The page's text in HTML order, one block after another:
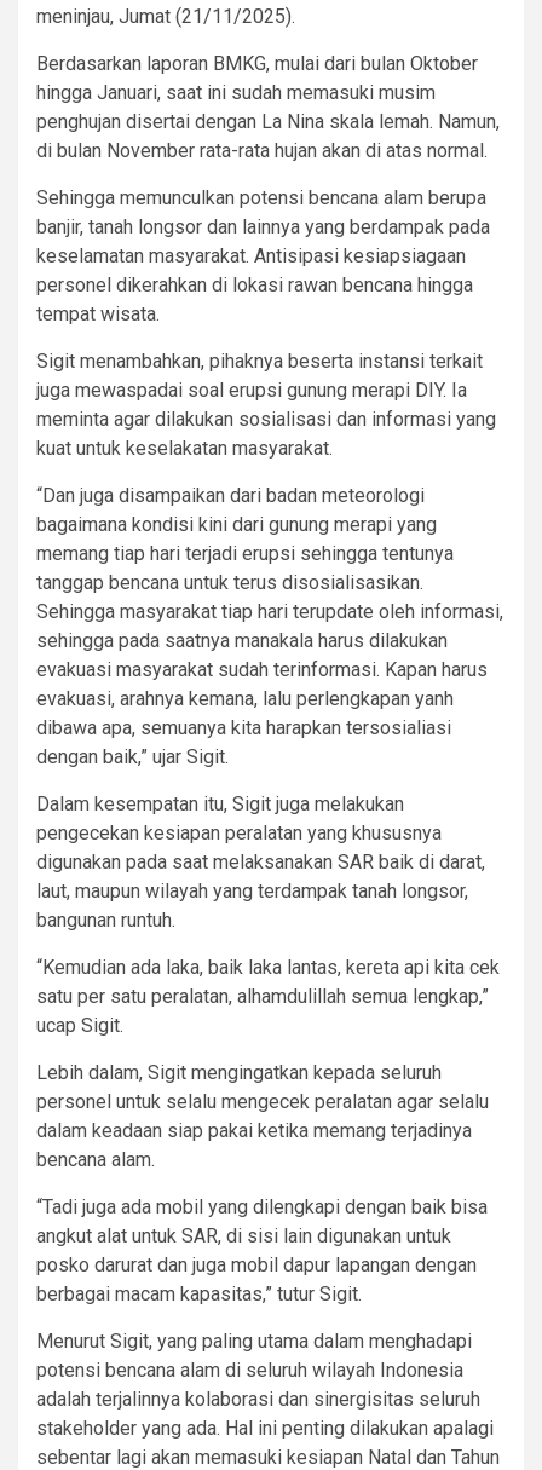
meninjau, Jumat (21/11/2025).
Berdasarkan laporan BMKG, mulai dari bulan Oktober
hingga Januari, saat ini sudah memasuki musim
penghujan disertai dengan La Nina skala lemah. Namun,
di bulan November rata-rata hujan akan di atas normal.
Sehingga memunculkan potensi bencana alam berupa
banjir, tanah longsor dan lainnya yang berdampak pada
keselamatan masyarakat. Antisipasi kesiapsiagaan
personel dikerahkan di lokasi rawan bencana hingga
tempat wisata.
Sigit menambahkan, pihaknya beserta instansi terkait
juga mewaspadai soal erupsi gunung merapi DIY. Ia
meminta agar dilakukan sosialisasi dan informasi yang
kuat untuk keselakatan masyarakat.
“Dan juga disampaikan dari badan meteorologi
bagaimana kondisi kini dari gunung merapi yang
memang tiap hari terjadi erupsi sehingga tentunya
tanggap bencana untuk terus disosialisasikan.
Sehingga masyarakat tiap hari terupdate oleh informasi,
sehingga pada saatnya manakala harus dilakukan
evakuasi masyarakat sudah terinformasi. Kapan harus
evakuasi, arahnya kemana, lalu perlengkapan yanh
dibawa apa, semuanya kita harapkan tersosialiasi
dengan baik,” ujar Sigit.
Dalam kesempatan itu, Sigit juga melakukan
pengecekan kesiapan peralatan yang khususnya
digunakan pada saat melaksanakan SAR baik di darat,
laut, maupun wilayah yang terdampak tanah longsor,
bangunan runtuh.
“Kemudian ada laka, baik laka lantas, kereta api kita cek
satu per satu peralatan, alhamdulillah semua lengkap,”
ucap Sigit.
Lebih dalam, Sigit mengingatkan kepada seluruh
personel untuk selalu mengecek peralatan agar selalu
dalam keadaan siap pakai ketika memang terjadinya
bencana alam.
“Tadi juga ada mobil yang dilengkapi dengan baik bisa
angkut alat untuk SAR, di sisi lain digunakan untuk
posko darurat dan juga mobil dapur lapangan dengan
berbagai macam kapasitas,” tutur Sigit.
Menurut Sigit, yang paling utama dalam menghadapi
potensi bencana alam di seluruh wilayah Indonesia
adalah terjalinnya kolaborasi dan sinergisitas seluruh
stakeholder yang ada. Hal ini penting dilakukan apalagi
sebentar lagi akan memasuki kesiapan Natal dan Tahun